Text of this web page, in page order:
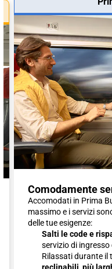
Comodamente
Accomodati in Prima
massimo e i servizi
delle tue esigenze:
Salti le code e
servizio di
Rilassati durante il